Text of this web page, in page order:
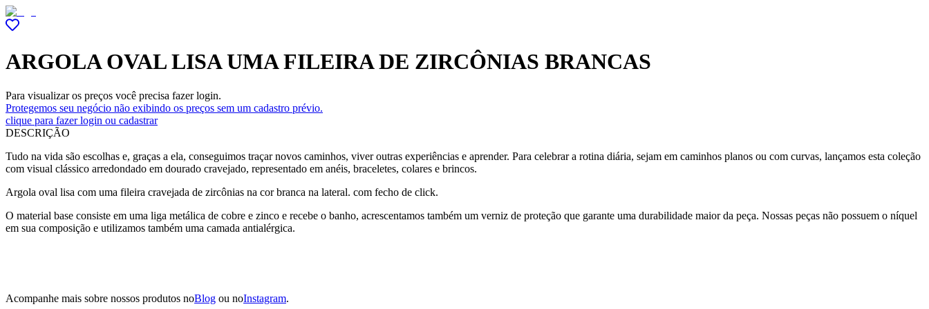
ARGOLA OVAL LISA UMA FILEIRA DE ZIRCÔNIAS BRANCAS
Para visualizar os preços você precisa fazer login.
Protegemos seu negócio não exibindo os preços sem um cadastro prévio.
clique para fazer login ou cadastrar
DESCRIÇÃO
Tudo na vida são escolhas e, graças a ela, conseguimos traçar novos caminhos, viver outras experiências e aprender. Para celebrar a rotina diária, sejam em caminhos planos ou com curvas, lançamos esta coleção
com visual clássico arredondado em dourado cravejado, representado em anéis, braceletes, colares e brincos.
Argola oval lisa com uma fileira cravejada de zircônias na cor branca na lateral. com fecho de click.
O material base consiste em uma liga metálica de cobre e zinco e recebe o banho, acrescentamos também um verniz de proteção que garante uma durabilidade maior da peça. Nossas peças não possuem o níquel
em sua composição e utilizamos também uma camada antialérgica.
Acompanhe mais sobre nossos produtos noBlog ou noInstagram.